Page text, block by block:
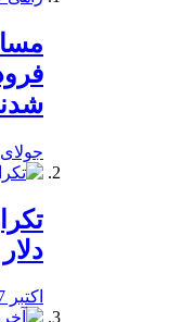
جولای 2, 2020
دلار 11 400
اکتبر 17, 2019